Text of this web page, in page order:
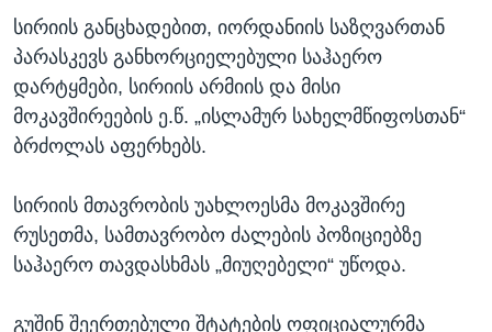
სირიის განცხადებით, იორდანიის საზღვართან
პარასკევს განხორციელებული საჰაერო
დარტყმები, სირიის არმიის და მისი
მოკავშირეების ე.წ. „ისლამურ სახელმწიფოსთან“
ბრძოლას აფერხებს.
სირიის მთავრობის უახლოესმა მოკავშირე
რუსეთმა, სამთავრობო ძალების პოზიციებზე
საჰაერო თავდასხმას „მიუღებელი“ უწოდა.
გუშინ შეერთებული შტატების ოფიციალურმა